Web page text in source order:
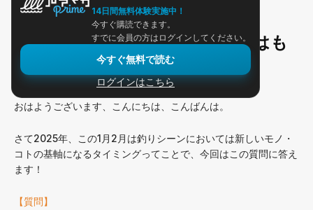
14日間無料体験実施中！
今すぐ購読できます。
すでに会員の方はログインしてください。
今すぐ無料で読む
ログインはこちら
アングラー連載
セオリー、スタンダードな釣りはも
う釣れない？
おはようございます、こんにちは、こんばんは。
さて2025年、この1月2月は釣りシーンにおいては新しいモノ・
コトの基軸になるタイミングってことで、今回はこの質問に答え
ます！
【質問】